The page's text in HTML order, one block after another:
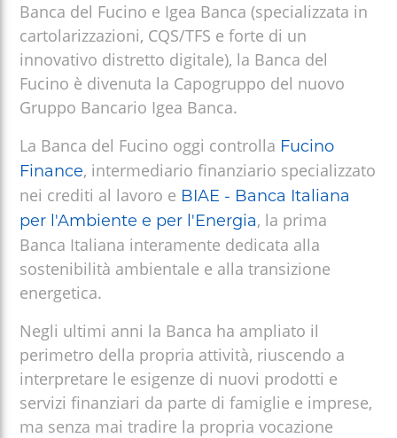
Banca del Fucino e Igea Banca (specializzata in
cartolarizzazioni, CQS/TFS e forte di un
innovativo distretto digitale), la Banca del
Fucino è divenuta la Capogruppo del nuovo
Gruppo Bancario Igea Banca.
La Banca del Fucino oggi controlla Fucino
Finance, intermediario finanziario specializzato
nei crediti al lavoro e BIAE - Banca Italiana
per l'Ambiente e per l'Energia, la prima
Banca Italiana interamente dedicata alla
sostenibilità ambientale e alla transizione
energetica.
Negli ultimi anni la Banca ha ampliato il
perimetro della propria attività, riuscendo a
interpretare le esigenze di nuovi prodotti e
servizi finanziari da parte di famiglie e imprese,
ma senza mai tradire la propria vocazione